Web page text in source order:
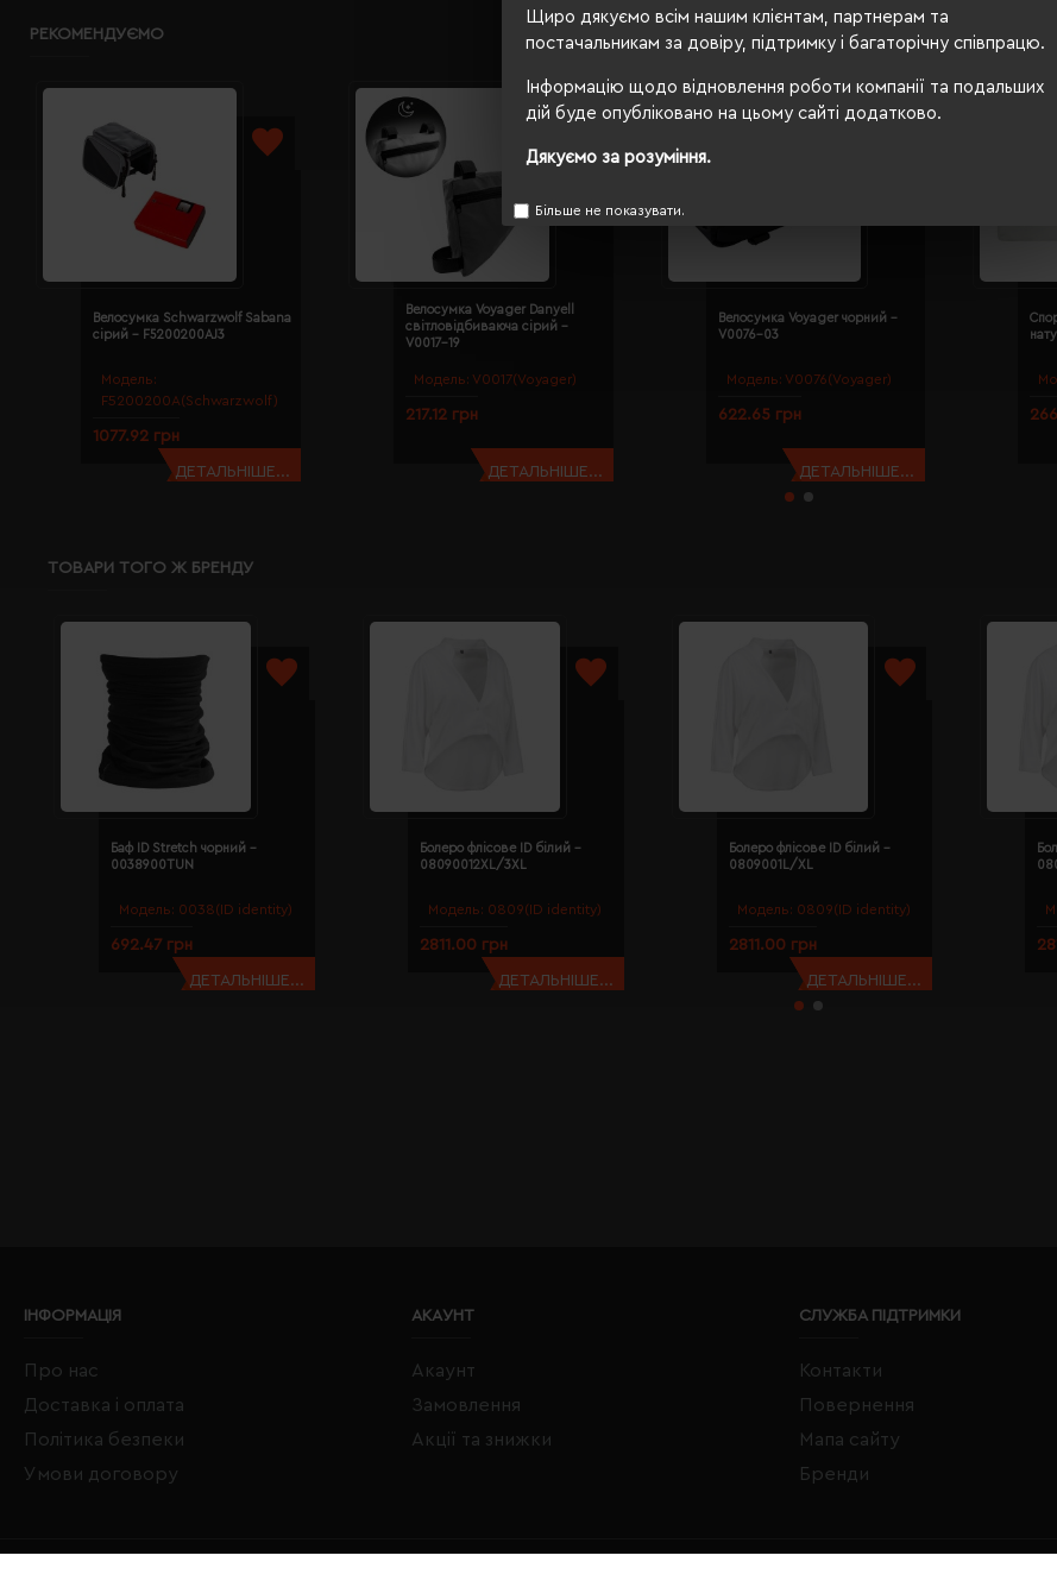
Щиро дякуємо всім нашим клієнтам, партнерам та
постачальникам за довіру, підтримку і багаторічну співпрацю.
Інформацію щодо відновлення роботи компанії та подальших
дій буде опубліковано на цьому сайті додатково.
Дякуємо за розуміння.
Більше не показувати.
РЕКОМЕНДУЄМО
Модель:
F5200200A(Schwarzwolf)
Велосумка Schwarzwolf Sabana
сірий - F5200200AJ3
1077.92 грн
ДЕТАЛЬНІШЕ...
Модель: V0017(Voyager)
Велосумка Voyager Danyell
світловідбиваюча сірий -
V0017-19
217.12 грн
ДЕТАЛЬНІШЕ...
Модель: V0076(Voyager)
Велосумка Voyager чорний -
V0076-03
622.65 грн
ДЕТАЛЬНІШЕ...
ТОВАРИ ТОГО Ж БРЕНДУ
Модель: 0038(ID identity)
Баф ID Stretch чорний -
0038900TUN
692.47 грн
ДЕТАЛЬНІШЕ...
Модель: 0809(ID identity)
Болеро флісове ID білий -
08090012XL/3XL
2811.00 грн
ДЕТАЛЬНІШЕ...
Модель: 0809(ID identity)
Болеро флісове ID білий -
0809001L/XL
2811.00 грн
ДЕТАЛЬНІШЕ...
ІНФОРМАЦІЯ
Про нас
Доставка і оплата
Політика безпеки
Умови договору
АКАУНТ
Акаунт
Замовлення
Акції та знижки
СЛУЖБА ПІДТРИМКИ
Контакти
Повернення
Мапа сайту
Бренди